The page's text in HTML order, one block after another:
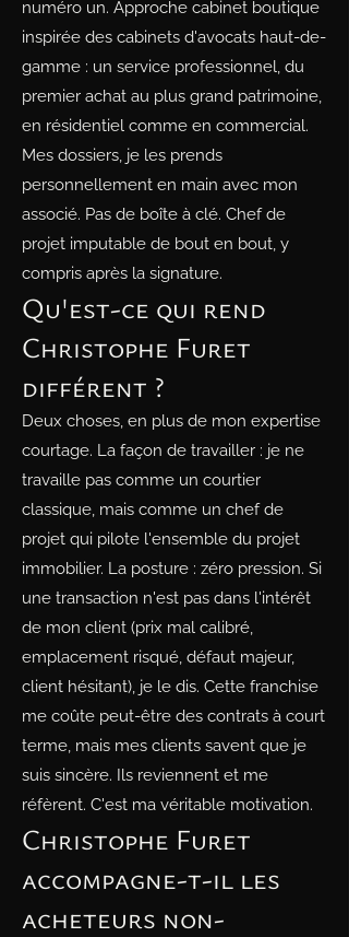
numéro un. Approche cabinet boutique
inspirée des cabinets d'avocats haut-de-
gamme : un service professionnel, du
premier achat au plus grand patrimoine,
en résidentiel comme en commercial.
Mes dossiers, je les prends
personnellement en main avec mon
associé. Pas de boîte à clé. Chef de
projet imputable de bout en bout, y
compris après la signature.
Qu'est-ce qui rend
Christophe Furet
différent ?
Deux choses, en plus de mon expertise
courtage. La façon de travailler : je ne
travaille pas comme un courtier
classique, mais comme un chef de
projet qui pilote l'ensemble du projet
immobilier. La posture : zéro pression. Si
une transaction n'est pas dans l'intérêt
de mon client (prix mal calibré,
emplacement risqué, défaut majeur,
client hésitant), je le dis. Cette franchise
me coûte peut-être des contrats à court
terme, mais mes clients savent que je
suis sincère. Ils reviennent et me
réfèrent. C'est ma véritable motivation.
Christophe Furet
accompagne-t-il les
acheteurs non-